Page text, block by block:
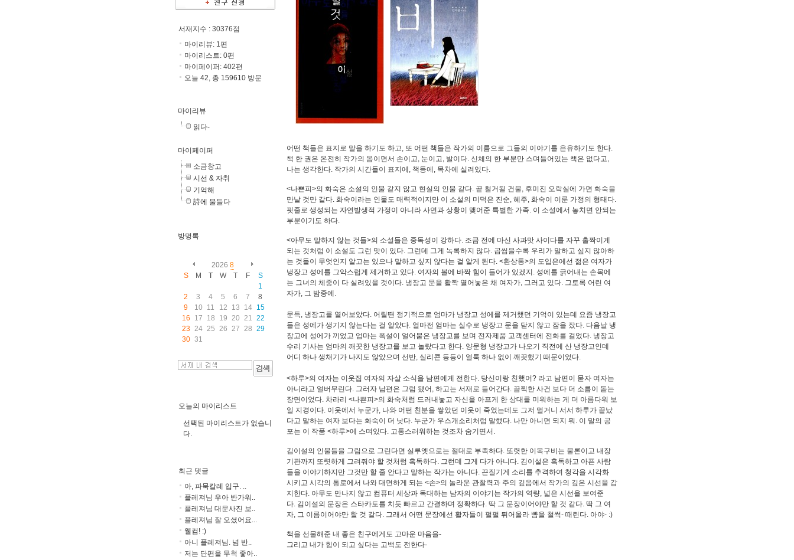
서재지수 : 30376점
마이리뷰: 1편
마이리스트: 0편
마이페이퍼: 402편
오늘 42, 총 159610 방문
마이리뷰
읽다-
마이페이퍼
소금창고
시선 & 자취
기억해
詩에 물들다
방명록
2026 8
S
M T W T F
S
1
2
3 4 5 6 7
8
9
10 11 12 13 14
15
16
17 18 19 20 21 22
23 24 25 26 27 28 29
30 31
오늘의 마이리스트
선택된 마이리스트가 없습니
다.
최근 댓글
아, 파묵칼레 입구. ..
플레져님 우아 반가워..
플레져님 대문사진 보..
플레져님 잘 오셨어요...
웰컴! :)
아니 플레져님. 넘 반..
저는 단편을 무척 좋아..
어떤 책들은 표지로 말을 하기도 하고, 또 어떤 책들은 작가의 이름으로 그들의 이야기를 은유하기도 한다.
책 한 권은 온전히 작가의 몸이면서 손이고, 눈이고, 발이다. 신체의 한 부분만 스며들어있는 책은 없다고,
나는 생각한다. 작가의 시간들이 표지에, 책등에, 목차에 실려있다.
<나쁜피>의 화숙은 소설의 인물 같지 않고 현실의 인물 같다. 곧 철거될 건물, 후미진 오락실에 가면 화숙을
만날 것만 같다. 화숙이라는 인물도 매력적이지만 이 소설의 미덕은 진순, 혜주, 화숙이 이룬 가정의 형태다.
핏줄로 생성되는 자연발생적 가정이 아니라 사연과 상황이 맺어준 특별한 가족. 이 소설에서 놓치면 안되는
부분이기도 하다.
<아무도 말하지 않는 것들>의 소설들은 중독성이 강하다. 조금 전에 마신 사과맛 사이다를 자꾸 홀짝이게
되는 것처럼 이 소설도 그런 맛이 있다. 그런데 그게 녹록하지 않다. 곱씹을수록 우리가 말하고 싶지 않아하
는 것들이 무엇인지 알고는 있으나 말하고 싶지 않다는 걸 알게 된다. <환상통>의 도입은에선 젊은 여자가
냉장고 성에를 그악스럽게 제거하고 있다. 여자의 볼에 바짝 힘이 들어가 있겠지. 성에를 긁어내는 손목에
는 그녀의 체중이 다 실려있을 것이다. 냉장고 문을 활짝 열어놓은 채 여자가, 그러고 있다. 그토록 어린 여
자가, 그 밤중에.
문득, 냉장고를 열어보았다. 어릴땐 정기적으로 엄마가 냉장고 성에를 제거했던 기억이 있는데 요즘 냉장고
들은 성에가 생기지 않는다는 걸 알았다. 얼마전 엄마는 실수로 냉장고 문을 닫지 않고 잠을 잤다. 다음날 냉
장고에 성에가 끼었고 엄마는 폭설이 얼어붙은 냉장고를 보며 전자제품 고객센터에 전화를 걸었다. 냉장고
수리 기사는 엄마의 깨끗한 냉장고를 보고 놀랐다고 한다. 양문형 냉장고가 나오기 직전에 산 냉장고인데
어디 하나 생채기가 나지도 않았으며 선반, 실리콘 등등이 얼룩 하나 없이 깨끗했기 때문이었다.
<하루>의 여자는 이웃집 여자의 자살 소식을 남편에게 전한다. 당신이랑 친했어? 라고 남편이 묻자 여자는
아니라고 얼버무린다. 그러자 남편은 그럼 됐어, 하고는 서재로 들어간다. 끔찍한 사건 보다 더 소름이 돋는
장면이었다. 차라리 <나쁜피>의 화숙처럼 드러내놓고 자신을 아프게 한 상대를 미워하는 게 더 아름다워 보
일 지경이다. 이웃에서 누군가, 나와 어떤 친분을 쌓았던 이웃이 죽었는데도 그저 멀거니 서서 하루가 끝났
다고 말하는 여자 보다는 화숙이 더 낫다. 누군가 우스개소리처럼 말했다. 나만 아니면 되지 뭐. 이 말의 공
포는 이 작품 <하루>에 스며있다. 고통스러워하는 것조차 숨기면서.
김이설의 인물들을 그림으로 그린다면 실루엣으로는 절대로 부족하다. 또렷한 이목구비는 물론이고 내장
기관까지 또렷하게 그려줘야 할 것처럼 혹독하다. 그런데 그게 다가 아니다. 김이설은 혹독하고 아픈 사람
들을 이야기하지만 그것만 할 줄 안다고 말하는 작가는 아니다. 끈질기게 소리를 추격하여 청각을 시각화
시키고 시각의 통로에서 나와 대면하게 되는 <손>의 놀라운 관찰력과 주의 깊음에서 작가의 깊은 시선을 감
지한다. 아무도 만나지 않고 컴퓨터 세상과 독대하는 남자의 이야기는 작가의 역량, 넓은 시선을 보여준
다. 김이설의 문장은 스타카토를 치듯 빠르고 간결하며 정확하다. 딱 그 문장이어야만 할 것 같다. 딱 그 여
자, 그 이름이어야만 할 것 같다. 그래서 어떤 문장에선 활자들이 펄펄 튀어올라 뺨을 철썩- 때린다. 아야- :)
책을 선물해준 내 좋은 친구에게도 고마운 마음을-
그리고 내가 힘이 되고 싶다는 고백도 전한다-